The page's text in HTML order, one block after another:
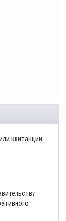
квитанции